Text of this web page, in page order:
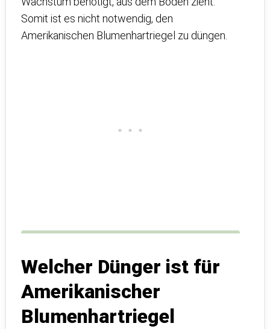
Somit ist es nicht notwendig, den
Amerikanischen Blumenhartriegel zu düngen.
Welcher Dünger ist für
Amerikanischer
Blumenhartriegel